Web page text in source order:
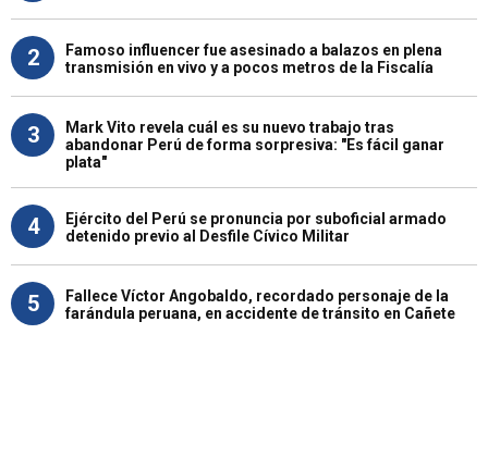
2
Famoso influencer fue asesinado a balazos en plena
transmisión en vivo y a pocos metros de la Fiscalía
3
Mark Vito revela cuál es su nuevo trabajo tras
abandonar Perú de forma sorpresiva: "Es fácil ganar
plata"
4
Ejército del Perú se pronuncia por suboficial armado
detenido previo al Desfile Cívico Militar
5
Fallece Víctor Angobaldo, recordado personaje de la
farándula peruana, en accidente de tránsito en Cañete